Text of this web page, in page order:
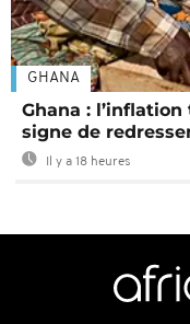
GHANA
Ghana :
signe de
Il y a 18 heures